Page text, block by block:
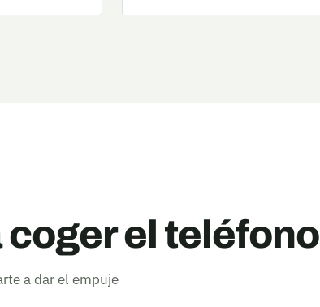
coger el teléfono
a dar el empuje